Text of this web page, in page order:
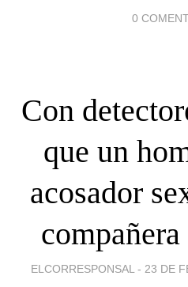
0
Con
que un
acosador
ELCORRESPONSAL - 23 DE